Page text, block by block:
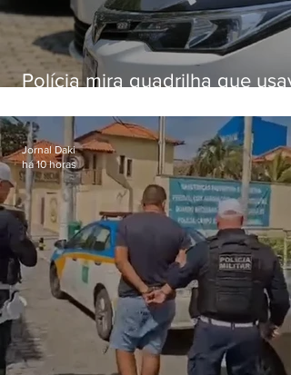
Polícia mira quadrilha que
o Comando Vermelho
Jornal Daki
há 10 horas